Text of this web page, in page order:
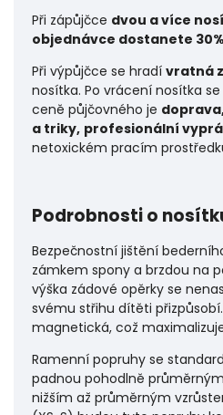
Při zápůjčce dvou a více
objednávce dostanete
Při výpůjčce se hradí vratná
nosítka. Po vrácení nosítka
ceně půjčovného je
a triky, profesionální
netoxickém pracím
Podrobnosti o
Bezpečnostní jištění
zámkem spony a brzdou na
výška zádové opěrky se
svému střihu dítěti
magnetická, což
Ramenní popruhy se
padnou pohodlně
nižším až průměrným